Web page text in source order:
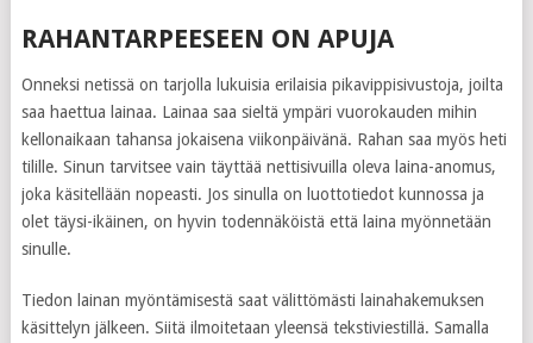
RAHANTARPEESEEN ON APUJA
Onneksi netissä on tarjolla lukuisia erilaisia pikavippisivustoja, joilta
saa haettua lainaa. Lainaa saa sieltä ympäri vuorokauden mihin
kellonaikaan tahansa jokaisena viikonpäivänä. Rahan saa myös heti
tilille. Sinun tarvitsee vain täyttää nettisivuilla oleva laina-anomus,
joka käsitellään nopeasti. Jos sinulla on luottotiedot kunnossa ja
olet täysi-ikäinen, on hyvin todennäköistä että laina myönnetään
sinulle.
Tiedon lainan myöntämisestä saat välittömästi lainahakemuksen
käsittelyn jälkeen. Siitä ilmoitetaan yleensä tekstiviestillä. Samalla